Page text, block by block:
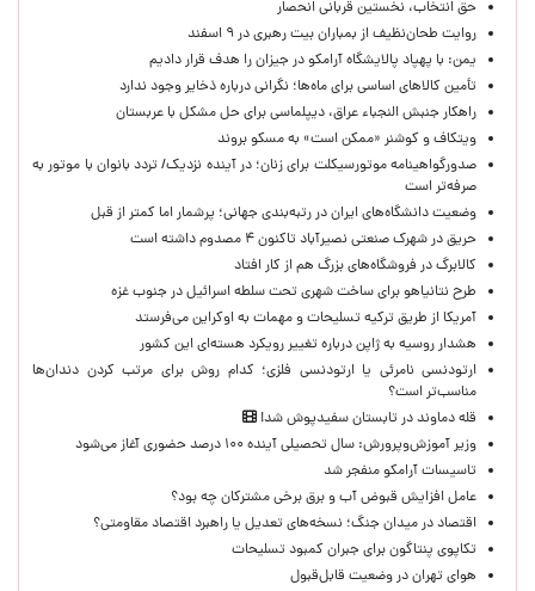
حق انتخاب، نخستین قربانی انحصار
روایت طحان‌نظیف از بمباران بیت رهبری در ۹ اسفند
یمن: با پهپاد پالایشگاه آرامکو در جیزان را هدف قرار دادیم
تأمین کالاهای اساسی برای ماه‌ها؛ نگرانی درباره ذخایر وجود ندارد
راهکار جنبش النجباء عراق، دیپلماسی برای حل مشکل با عربستان
ویتکاف و کوشنر «ممکن است» به مسکو بروند
صدورگواهینامه موتورسیکلت برای زنان؛ در آینده نزدیک/ تردد بانوان با موتور به‌
صرفه‌تر است
وضعیت دانشگاه‌های ایران در رتبه‌بندی جهانی؛ پرشمار اما کمتر از قبل
حریق در شهرک صنعتی نصیرآباد تاکنون ۴ مصدوم داشته است
کالابرگ در فروشگاه‌های بزرگ هم از کار افتاد
طرح نتانیاهو برای ساخت شهری تحت سلطه اسرائیل در جنوب غزه
آمریکا از طریق ترکیه تسلیحات و مهمات به اوکراین می‌فرستد
هشدار روسیه به ژاپن درباره تغییر رویکرد هسته‌ای این کشور
ارتودنسی نامرئی یا ارتودنسی فلزی؛ کدام روش برای مرتب کردن دندان‌ها
مناسب‌تر است؟
قله دماوند در تابستان سفیدپوش شد!
وزیر آموزش‌وپرورش: سال تحصیلی آینده ۱۰۰ درصد حضوری آغاز می‌شود
تاسیسات آرامکو منفجر شد
عامل افزایش قبوض آب و برق برخی مشترکان چه بود؟
اقتصاد در میدان جنگ؛ نسخه‌های تعدیل یا راهبرد اقتصاد مقاومتی؟
تکاپوی پنتاگون برای جبران کمبود تسلیحات
هوای تهران در وضعیت قابل‌قبول